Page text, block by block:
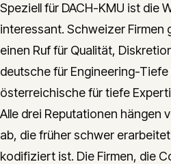
Speziell für DACH-KMU ist die
interessant. Schweizer Firmen
einen Ruf für Qualität,
deutsche für Engineering-Tiefe
österreichische für tiefe
Alle drei Reputationen hängen
ab, die früher schwer
kodifiziert ist. Die Firmen, die